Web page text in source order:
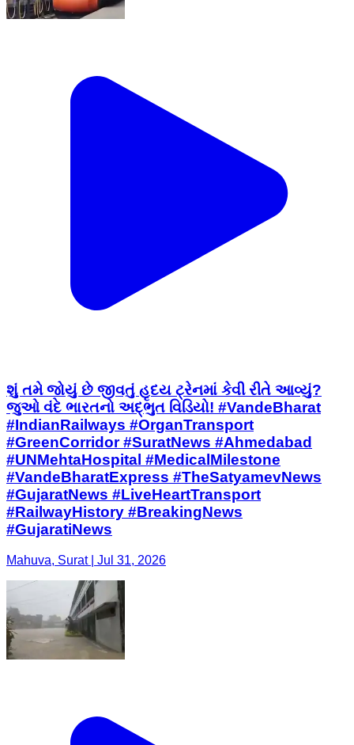
શું તમે જોયું છે જીવતું હૃદય ટ્રેનમાં કેવી રીતે આવ્યું?
જુઓ વંદે ભારતનો અદ્ભુત વિડિયો! #VandeBharat
#IndianRailways #OrganTransport
#GreenCorridor #SuratNews #Ahmedabad
#UNMehtaHospital #MedicalMilestone
#VandeBharatExpress #TheSatyamevNews
#GujaratNews #LiveHeartTransport
#RailwayHistory #BreakingNews
#GujaratiNews
Mahuva, Surat | Jul 31, 2026